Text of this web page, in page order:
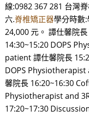
線:0982 367 281 台灣
六.脊椎矯正器學分時數
24,000 元。 譚仕馨院
14:30~15:20 DOPS
patient 譚仕馨院長
DOPS Physiotherapist
馨院長 16:20~16:30
Physiotherapist and
17:20~17:30